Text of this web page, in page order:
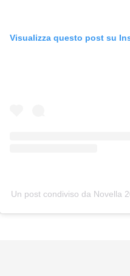
Visualizza questo post su
Un post condiviso da Novella